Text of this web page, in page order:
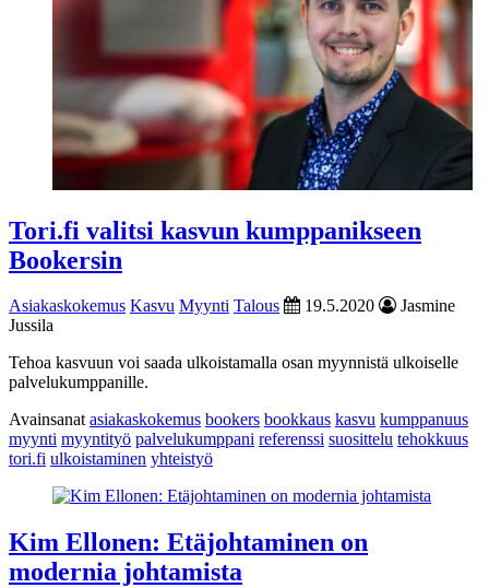
Tori.fi valitsi kasvun kumppanikseen
Bookersin
Asiakaskokemus Kasvu Myynti Talous 19.5.2020
Jasmine
Jussila
Tehoa kasvuun voi saada ulkoistamalla osan myynnistä ulkoiselle
palvelukumppanille.
Avainsanatasiakaskokemus bookers bookkaus kasvu kumppanuus
myynti myyntityö palvelukumppani referenssi suosittelu tehokkuus
tori.fi ulkoistaminen yhteistyö
Kim Ellonen: Etäjohtaminen on
modernia johtamista